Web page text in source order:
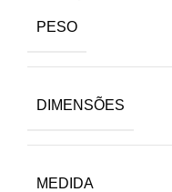
PESO
DIMENSÕES
MEDIDA